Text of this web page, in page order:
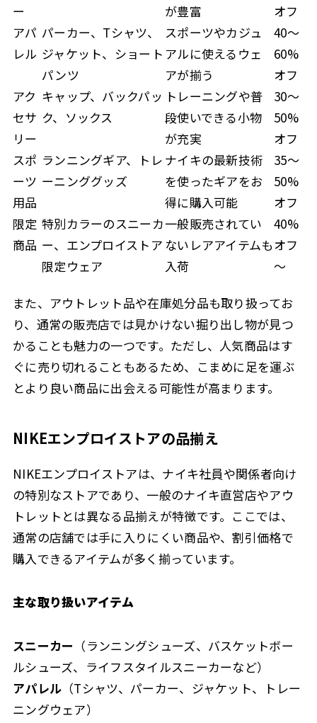
ー
が豊富
オフ
アパ
レル
パーカー、Tシャツ、
ジャケット、ショート
パンツ
スポーツやカジュ
アルに使えるウェ
アが揃う
40～
60%
オフ
アク
セサ
リー
キャップ、バックパッ
ク、ソックス
トレーニングや普
段使いできる小物
が充実
30～
50%
オフ
スポ
ーツ
用品
ランニングギア、トレ
ーニンググッズ
ナイキの最新技術
を使ったギアをお
得に購入可能
35～
50%
オフ
限定
商品
特別カラーのスニーカ
ー、エンプロイストア
限定ウェア
一般販売されてい
ないレアアイテムも
入荷
40%
オフ
～
また、アウトレット品や在庫処分品も取り扱ってお
り、通常の販売店では見かけない掘り出し物が見つ
かることも魅力の一つです。ただし、人気商品はす
ぐに売り切れることもあるため、こまめに足を運ぶ
とより良い商品に出会える可能性が高まります。
NIKEエンプロイストアの品揃え
NIKEエンプロイストアは、ナイキ社員や関係者向け
の特別なストアであり、一般のナイキ直営店やアウ
トレットとは異なる品揃えが特徴です。ここでは、
通常の店舗では手に入りにくい商品や、割引価格で
購入できるアイテムが多く揃っています。
主な取り扱いアイテム
スニーカー （ランニングシューズ、バスケットボー
ルシューズ、ライフスタイルスニーカーなど）
アパレル （Tシャツ、パーカー、ジャケット、トレー
ニングウェア）